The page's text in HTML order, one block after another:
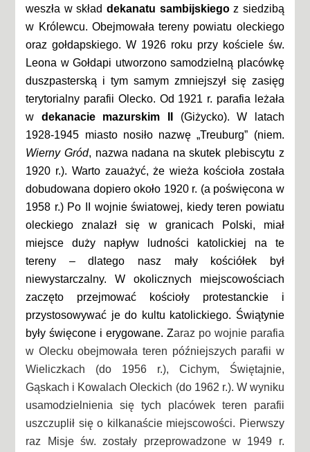
weszła w skład dekanatu sambijskiegoz siedzibą
w Królewcu. Obejmowała tereny powiatu oleckiego
oraz gołdapskiego. W 1926 roku przy kościele św.
Leona w Gołdapi utworzono samodzielną placówkę
duszpasterską i tym samym zmniejszył się zasięg
terytorialny parafii Olecko. Od 1921 r. parafia leżała
w dekanacie mazurskim II
(Giżycko). W latach
1928-1945 miasto nosiło nazwę „Treuburg” (niem.
Wierny Gród, nazwa nadana na skutek plebiscytu z
1920 r.). Warto zauażyć, że wieża kościoła została
dobudowana dopiero około 1920 r. (a poświęcona w
1958 r.) Po II wojnie światowej, kiedy teren powiatu
oleckiego znalazł się w granicach Polski, miał
miejsce duży napływ ludności katolickiej na te
tereny – dlatego nasz mały kościółek był
niewystarczalny. W okolicznych miejscowościach
zaczęto przejmować kościoły protestanckie i
przystosowywać je do kultu katolickiego. Świątynie
były święcone i erygowane. Zaraz po wojnie parafia
w Olecku obejmowała teren późniejszych parafii w
Wieliczkach (do 1956 r.), Cichym, Świętajnie,
Gąskach i Kowalach Oleckich (do 1962 r.). W wyniku
usamodzielnienia się tych placówek teren parafii
uszczuplił się o kilkanaście miejscowości. Pierwszy
raz Misje św. zostały przeprowadzone w 1949 r.